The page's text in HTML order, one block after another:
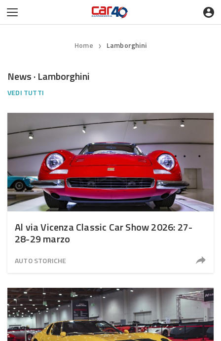
Home ❯ Lamborghini
News · Lamborghini
VEDI TUTTI
Al via Vicenza Classic Car Show 2026: 27-
28-29 marzo
AUTO STORICHE